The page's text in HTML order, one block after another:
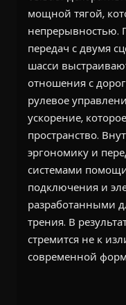
мощной тягой,
непрерывностью.
передач с двумя
шасси
отношения с
рулевое
ускорение,
пространство.
эргономику и
системами
подключения и
разработанными
трения. В
стремится не к
современной